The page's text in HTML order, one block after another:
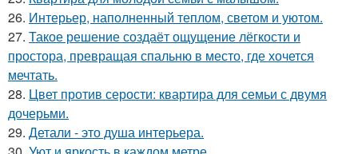
26. Интерьер, наполненный теплом, светом и уютом.
27. Такое решение создаёт ощущение лёгкости и
простора, превращая спальню в место, где хочется
мечтать.
28. Цвет против серости: квартира для семьи с двумя
дочерьми.
29. Детали - это душа интерьера.